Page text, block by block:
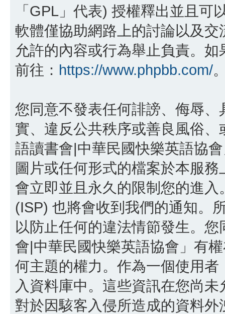
「GPL」代表) 授權釋出並且可
軟體僅協助網路上的討論以及
允許的內容或行為舉止負責。
前往： https://www.phpbb.com/
您同意不發表任何誹謗、侮辱
實、違反公共秩序或善良風俗
語讀書會|中華民國快樂英語協
圖片或任何形式的檔案於本服
會立即並且永久的限制您的進
(ISP) 也將會收到我們的通知。
以防止任何的違法情節發生。
會|中華民國快樂英語協會」有
何主題的權力。作為一個使用
入資料庫中。這些資訊在您尚
對於因駭客入侵所造成的資料